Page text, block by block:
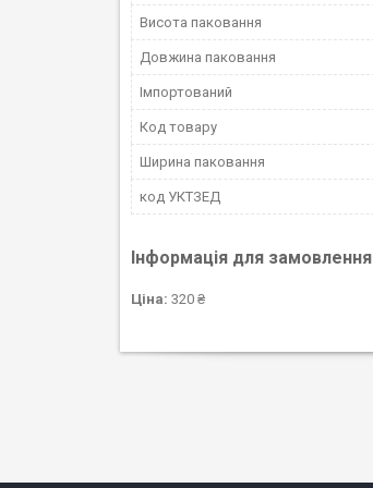
Висота паковання
Довжина паковання
Імпортований
Код товару
Ширина паковання
код УКТЗЕД
Інформація для замовлення
Ціна: 320 ₴